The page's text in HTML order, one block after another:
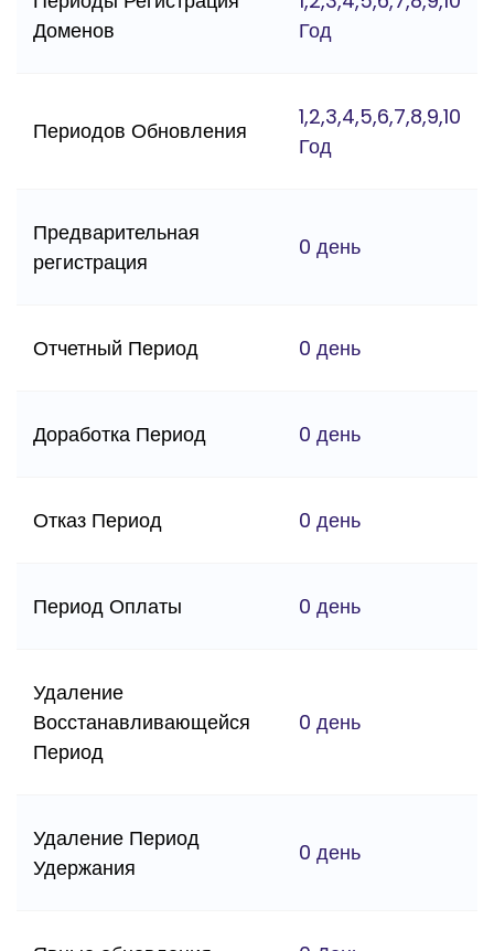
Доменов
Год
Периодов Обновления
1,2,3,4,5,6,7,8,9,10
Год
Предварительная
регистрация
0 день
Отчетный Период 0 день
Доработка Период 0 день
Отказ Период 0 день
Период Оплаты 0 день
Удаление
Восстанавливающейся
Период
0 день
Удаление Период
Удержания
0 день